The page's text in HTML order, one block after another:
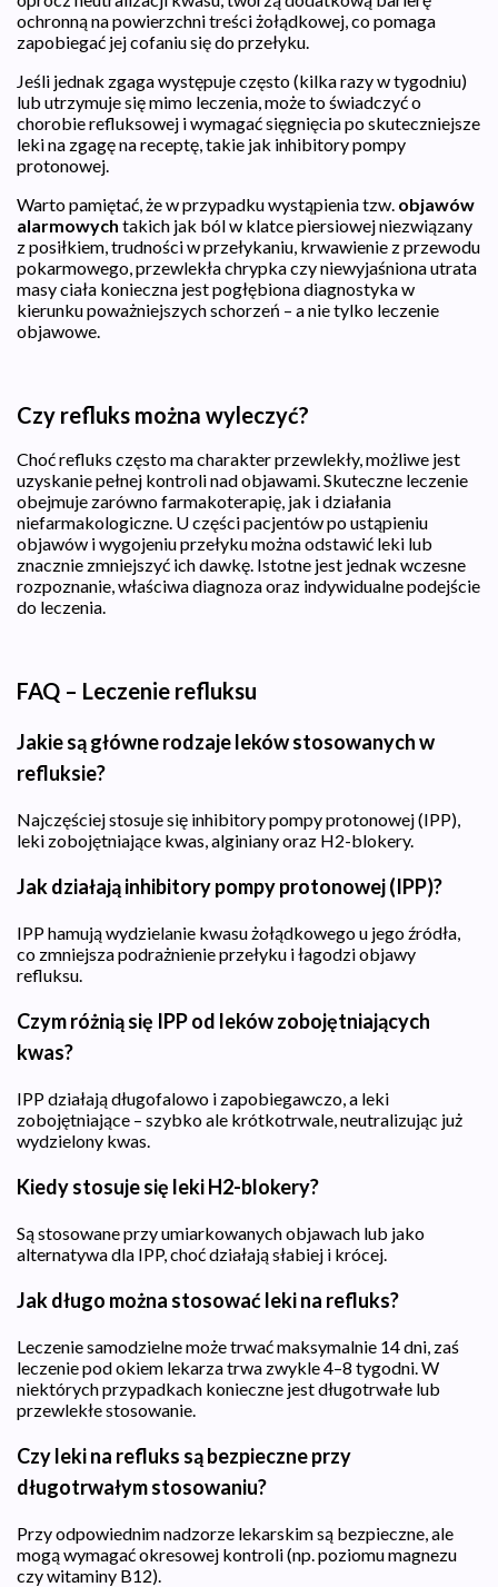
ochronną na powierzchni treści żołądkowej, co pomaga
zapobiegać jej cofaniu się do przełyku.
Jeśli jednak zgaga występuje często (kilka razy w tygodniu)
lub utrzymuje się mimo leczenia, może to świadczyć o
chorobie refluksowej i wymagać sięgnięcia po skuteczniejsze
leki na zgagę na receptę, takie jak inhibitory pompy
protonowej.
Warto pamiętać, że w przypadku wystąpienia tzw. objawów
alarmowych takich jak ból w klatce piersiowej niezwiązany
z posiłkiem, trudności w przełykaniu, krwawienie z przewodu
pokarmowego, przewlekła chrypka czy niewyjaśniona utrata
masy ciała konieczna jest pogłębiona diagnostyka w
kierunku poważniejszych schorzeń – a nie tylko leczenie
objawowe.
Czy refluks można wyleczyć?
Choć refluks często ma charakter przewlekły, możliwe jest
uzyskanie pełnej kontroli nad objawami. Skuteczne leczenie
obejmuje zarówno farmakoterapię, jak i działania
niefarmakologiczne. U części pacjentów po ustąpieniu
objawów i wygojeniu przełyku można odstawić leki lub
znacznie zmniejszyć ich dawkę. Istotne jest jednak wczesne
rozpoznanie, właściwa diagnoza oraz indywidualne podejście
do leczenia.
FAQ – Leczenie refluksu
Jakie są główne rodzaje leków stosowanych w
refluksie?
Najczęściej stosuje się inhibitory pompy protonowej (IPP),
leki zobojętniające kwas, alginiany oraz H2-blokery.
Jak działają inhibitory pompy protonowej (IPP)?
IPP hamują wydzielanie kwasu żołądkowego u jego źródła,
co zmniejsza podrażnienie przełyku i łagodzi objawy
refluksu.
Czym różnią się IPP od leków zobojętniających
kwas?
IPP działają długofalowo i zapobiegawczo, a leki
zobojętniające – szybko ale krótkotrwale, neutralizując już
wydzielony kwas.
Kiedy stosuje się leki H2-blokery?
Są stosowane przy umiarkowanych objawach lub jako
alternatywa dla IPP, choć działają słabiej i krócej.
Jak długo można stosować leki na refluks?
Leczenie samodzielne może trwać maksymalnie 14 dni, zaś
leczenie pod okiem lekarza trwa zwykle 4–8 tygodni. W
niektórych przypadkach konieczne jest długotrwałe lub
przewlekłe stosowanie.
Czy leki na refluks są bezpieczne przy
długotrwałym stosowaniu?
Przy odpowiednim nadzorze lekarskim są bezpieczne, ale
mogą wymagać okresowej kontroli (np. poziomu magnezu
czy witaminy B12).